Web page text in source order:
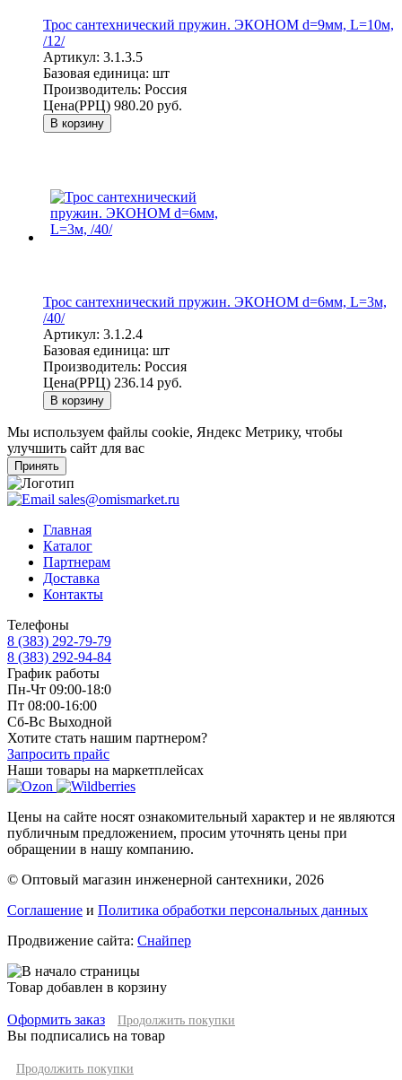
Трос сантехнический пружин. ЭКОНОМ d=9мм, L=10м,
/12/
Артикул: 3.1.3.5
Базовая единица: шт
Производитель: Россия
Цена(РРЦ) 980.20 руб.
В корзину
Трос сантехнический пружин. ЭКОНОМ d=6мм, L=3м,
/40/
Артикул: 3.1.2.4
Базовая единица: шт
Производитель: Россия
Цена(РРЦ) 236.14 руб.
В корзину
Мы используем файлы cookie, Яндекс Метрику, чтобы
улучшить сайт для вас
Принять
sales@omismarket.ru
Главная
Каталог
Партнерам
Доставка
Контакты
Телефоны
8 (383) 292-79-79
8 (383) 292-94-84
График работы
Пн-Чт 09:00-18:0
Пт 08:00-16:00
Сб-Вс Выходной
Хотите стать нашим партнером?
Запросить прайс
Наши товары на маркетплейсах
Цены на сайте носят ознакомительный характер и не являются
публичным предложением, просим уточнять цены при
обращении в нашу компанию.
© Оптовый магазин инженерной сантехники, 2026
Соглашение и Политика обработки персональных данных
Продвижение сайта: Снайпер
Товар добавлен в корзину
Оформить заказ Продолжить покупки
Вы подписались на товар
Продолжить покупки